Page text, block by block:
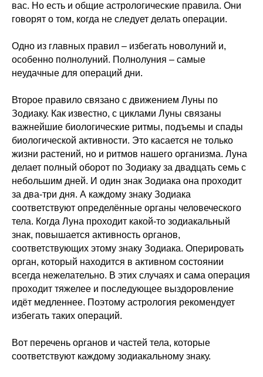
вас. Но есть и общие астрологические правила. Они
говорят о том, когда не следует делать операции.
Одно из главных правил – избегать новолуний и,
особенно полнолуний. Полнолуния – самые
неудачные для операций дни.
Второе правило связано с движением Луны по
Зодиаку. Как известно, с циклами Луны связаны
важнейшие биологические ритмы, подъемы и спады
биологической активности. Это касается не только
жизни растений, но и ритмов нашего организма. Луна
делает полный оборот по Зодиаку за двадцать семь с
небольшим дней. И один знак Зодиака она проходит
за два-три дня. А каждому знаку Зодиака
соответствуют определённые органы человеческого
тела. Когда Луна проходит какой-то зодиакальный
знак, повышается активность органов,
соответствующих этому знаку Зодиака. Оперировать
орган, который находится в активном состоянии
всегда нежелательно. В этих случаях и сама операция
проходит тяжелее и последующее выздоровление
идёт медленнее. Поэтому астрология рекомендует
избегать таких операций.
Вот перечень органов и частей тела, которые
соответствуют каждому зодиакальному знаку.